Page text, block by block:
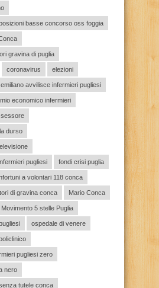
basse concorso oss foggia
gravina di puglia
coronavirus elezioni
emiliano avvilisce infermieri pugliesi
economico infermieri
durso
pugliesi fondi crisi puglia
a volontari 118 conca
di gravina conca Mario Conca
Movimento 5 stelle Puglia
ospedale di venere
pugliesi zero
nero
tutele conca